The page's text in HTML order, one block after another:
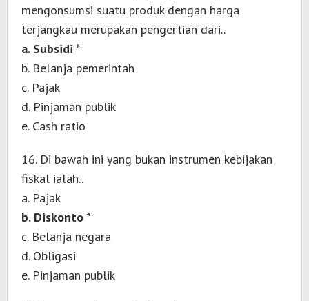
mengonsumsi suatu produk dengan harga
terjangkau merupakan pengertian dari..
a. Subsidi *
b. Belanja pemerintah
c. Pajak
d. Pinjaman publik
e. Cash ratio
16. Di bawah ini yang bukan instrumen kebijakan
fiskal ialah..
a. Pajak
b. Diskonto *
c. Belanja negara
d. Obligasi
e. Pinjaman publik